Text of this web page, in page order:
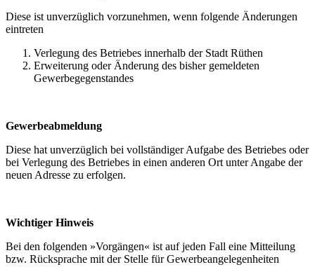
Diese ist unverzüglich vorzunehmen, wenn folgende Änderungen
eintreten
Verlegung des Betriebes innerhalb der Stadt Rüthen
Erweiterung oder Änderung des bisher gemeldeten
Gewerbegegenstandes
Gewerbeabmeldung
Diese hat unverzüglich bei vollständiger Aufgabe des Betriebes oder
bei Verlegung des Betriebes in einen anderen Ort unter Angabe der
neuen Adresse zu erfolgen.
Wichtiger Hinweis
Bei den folgenden »Vorgängen« ist auf jeden Fall eine Mitteilung
bzw. Rücksprache mit der Stelle für Gewerbeangelegenheiten